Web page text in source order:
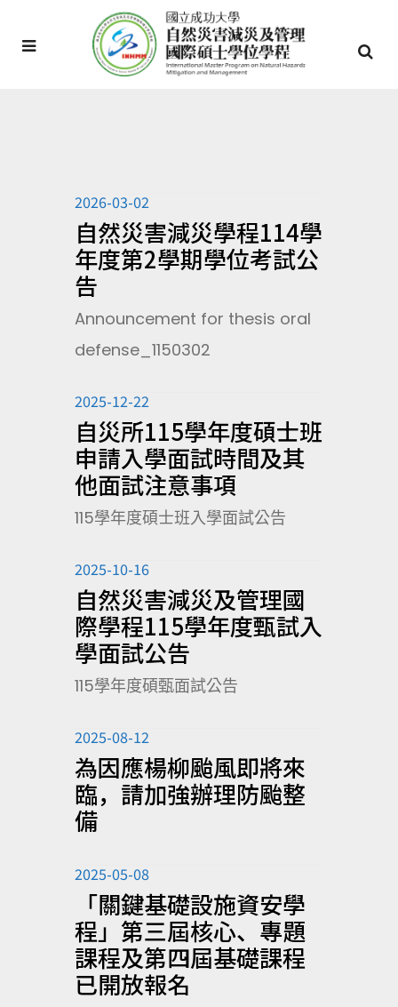
2026-03-02
自然災害減災學程114學
年度第2學期學位考試公
告
Announcement for thesis oral
defense_1150302
2025-12-22
自災所115學年度碩士班
申請入學面試時間及其
他面試注意事項
115學年度碩士班入學面試公告
2025-10-16
自然災害減災及管理國
際學程115學年度甄試入
學面試公告
115學年度碩甄面試公告
2025-08-12
為因應楊柳颱風即將來
臨，請加強辦理防颱整
備
2025-05-08
「關鍵基礎設施資安學
程」第三屆核心、專題
課程及第四屆基礎課程
已開放報名